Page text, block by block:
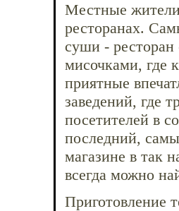
Местные
ресторанах.
суши -
мисочками, где
приятные
заведений, где
посетителей в
последний,
магазине в так
всегда можно
Приготовление